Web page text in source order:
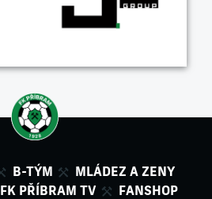
B-TÝM
MLÁDEZ A ZENY
FK PŘÍBRAM TV FANSHOP